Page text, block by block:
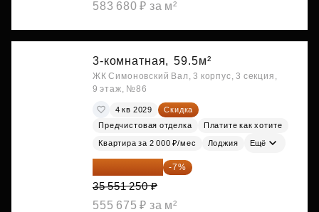
583 680 ₽ за м²
3-комнатная, 59.5м²
ЖК Симоновский Вал, 3 корпус, 3 секция,
9 этаж, №86
4 кв 2029
Скидка
Предчистовая отделка
Платите как хотите
Квартира за 2 000 ₽/мес Лоджия Ещё
33 062 663 ₽ -7%
35 551 250 ₽
555 675 ₽ за м²